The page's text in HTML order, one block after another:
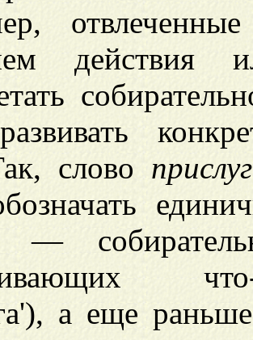
действия
слово
—
а еще